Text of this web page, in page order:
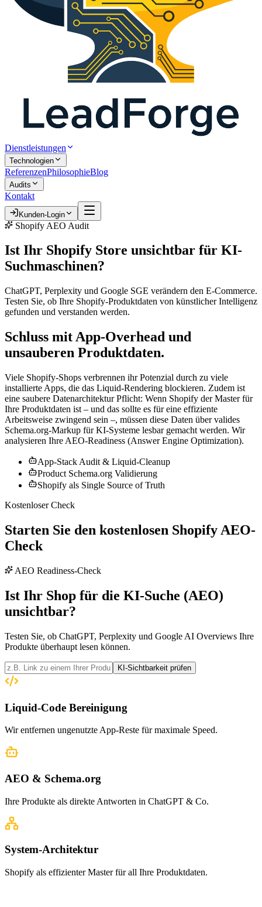
Dienstleistungen
Technologien
ReferenzenPhilosophieBlog
Audits
Kontakt
Kunden-Login
Shopify AEO Audit
Ist Ihr Shopify Store unsichtbar für KI-
Suchmaschinen?
ChatGPT, Perplexity und Google SGE verändern den E-Commerce.
Testen Sie, ob Ihre Shopify-Produktdaten von künstlicher Intelligenz
gefunden und verstanden werden.
Schluss mit App-Overhead und
unsauberen Produktdaten.
Viele Shopify-Shops verbrennen ihr Potenzial durch zu viele
installierte Apps, die das Liquid-Rendering blockieren. Zudem ist
eine saubere Datenarchitektur Pflicht: Wenn Shopify der Master für
Ihre Produktdaten ist – und das sollte es für eine effiziente
Arbeitsweise zwingend sein –, müssen diese Daten über valides
Schema.org-Markup für KI-Systeme lesbar gemacht werden. Wir
analysieren Ihre AEO-Readiness (Answer Engine Optimization).
App-Stack Audit & Liquid-Cleanup
Product Schema.org Validierung
Shopify als Single Source of Truth
Kostenloser Check
Starten Sie den kostenlosen Shopify AEO-
Check
AEO Readiness-Check
Ist Ihr Shop für die KI-Suche (AEO)
unsichtbar?
Testen Sie, ob ChatGPT, Perplexity und Google AI Overviews Ihre
Produkte überhaupt lesen können.
KI-Sichtbarkeit prüfen
Liquid-Code Bereinigung
Wir entfernen ungenutzte App-Reste für maximale Speed.
AEO & Schema.org
Ihre Produkte als direkte Antworten in ChatGPT & Co.
System-Architektur
Shopify als effizienter Master für all Ihre Produktdaten.